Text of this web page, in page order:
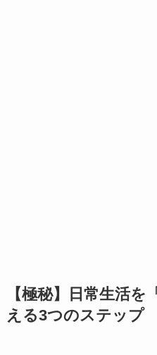
【極秘】日常生活
える3つのステップ